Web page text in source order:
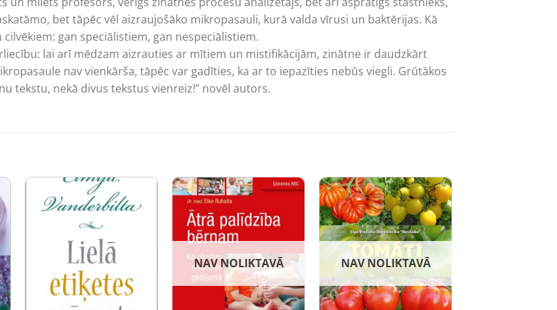
bet tāpēc vēl aizraujošāko mikropasauli, kurā valda vīrusi un baktērijas. Kā
gan speciālistiem, gan nespeciālistiem.
lai arī mēdzam aizrauties ar mītiem un mistifikācijām, zinātne ir daudzkārt
nav vienkārša, tāpēc var gadīties, ka ar to iepazīties nebūs viegli. Grūtākos
tekstu, nekā divus tekstus vienreiz!” novēl autors.
NAV NOLIKTAVĀ NAV NOLIKTAVĀ